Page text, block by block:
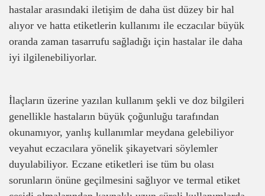
hastalar arasındaki iletişim de daha üst düzey bir hal
alıyor ve hatta etiketlerin kullanımı ile eczacılar büyük
oranda zaman tasarrufu sağladığı için hastalar ile daha
iyi ilgilenebiliyorlar.
İlaçların üzerine yazılan kullanım şekli ve doz bilgileri
genellikle hastaların büyük çoğunluğu tarafından
okunamıyor, yanlış kullanımlar meydana gelebiliyor
veyahut eczacılara yönelik şikayetvari söylemler
duyulabiliyor. Eczane etiketleri ise tüm bu olası
sorunların önüne geçilmesini sağlıyor ve termal etiket